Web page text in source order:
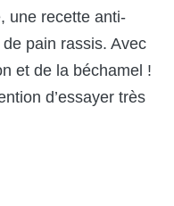
une recette anti-
pain rassis. Avec
et de la béchamel !
d’essayer très